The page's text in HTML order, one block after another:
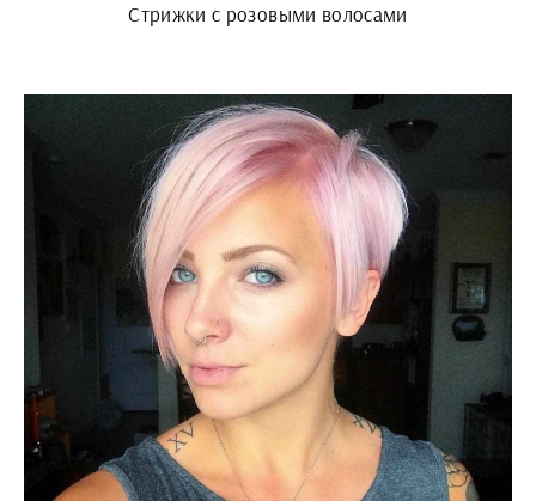
Стрижки с розовыми волосами